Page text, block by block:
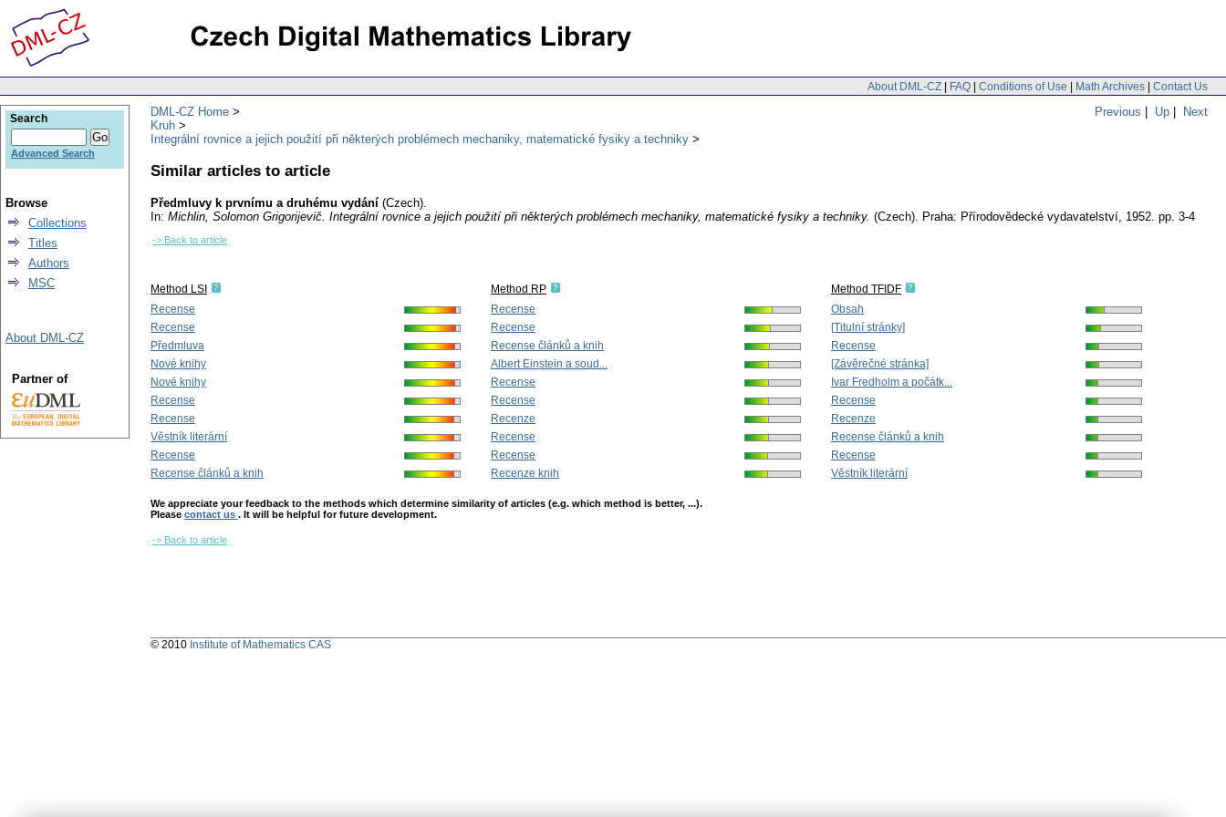
About DML-CZ | FAQ | Conditions of Use | Math Archives | Contact Us
Previous | Up | Next
DML-CZ Home
Kruh
Integrální rovnice a jejich použití při některých problémech mechaniky, matematické fysiky a techniky
Similar articles to article
Předmluvy k prvnímu a druhému vydání (Czech).
In: Michlin, Solomon Grigorijevič. Integrální rovnice a jejich použití při některých problémech mechaniky, matematické fysiky a techniky. (Czech). Praha: Přírodovědecké vydavatelství, 1952. pp. 3-4
-> Back to article
Method LSI
Recense
Recense
Předmluva
Nové knihy
Nové knihy
Recense
Recense
Věstník literární
Recense
Recense článků a knih
Method RP
Recense
Recense
Recense článků a knih
Albert Einstein a soud...
Recense
Recense
Recenze
Recense
Recense
Recenze knih
Method TFIDF
Obsah
[Titulní stránky]
Recense
[Závěrečné stránka]
Ivar Fredholm a počátk...
Recense
Recenze
Recense článků a knih
Recense
Věstník literární
We appreciate your feedback to the methods which determine similarity of articles (e.g. which method is better, ...).
Please contact us . It will be helpful for future development.
-> Back to article
Search
Advanced Search
Browse
Collections
Titles
Authors
MSC
About DML-CZ
Partner of
© 2010 Institute of Mathematics CAS